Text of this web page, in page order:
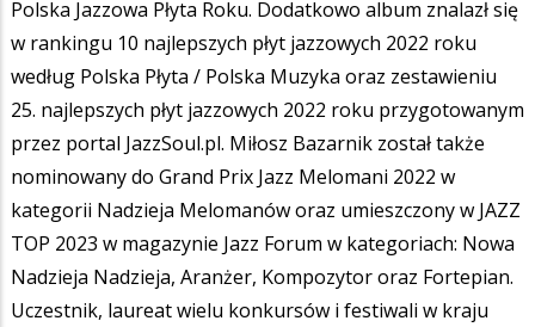
Polska Jazzowa Płyta Roku. Dodatkowo album znalazł się
w rankingu 10 najlepszych płyt jazzowych 2022 roku
według Polska Płyta / Polska Muzyka oraz zestawieniu
25. najlepszych płyt jazzowych 2022 roku przygotowanym
przez portal JazzSoul.pl. Miłosz Bazarnik został także
nominowany do Grand Prix Jazz Melomani 2022 w
kategorii Nadzieja Melomanów oraz umieszczony w JAZZ
TOP 2023 w magazynie Jazz Forum w kategoriach: Nowa
Nadzieja Nadzieja, Aranżer, Kompozytor oraz Fortepian.
Uczestnik, laureat wielu konkursów i festiwali w kraju